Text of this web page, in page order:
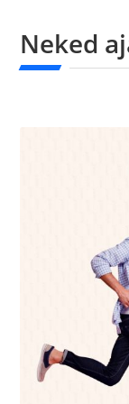
Neked